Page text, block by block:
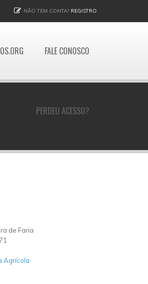
NÃO TEM CONTA? REGISTRO
FALE CONOSCO
PERDEU ACESSO?
de Faria
Agrícola